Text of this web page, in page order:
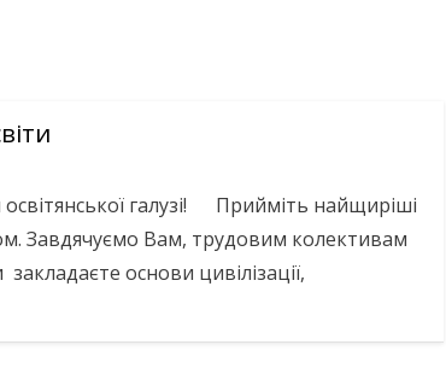
галузі! Прийміть найщиріші
Завдячуємо Вам, трудовим колективам
основи цивілізації,